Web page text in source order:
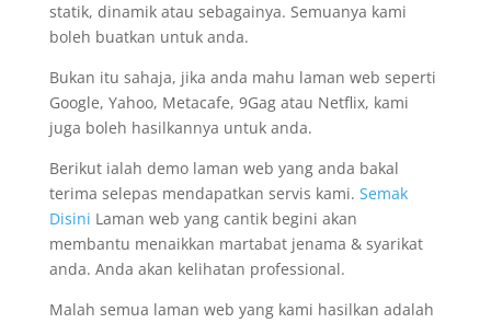
statik, dinamik atau sebagainya. Semuanya kami
boleh buatkan untuk anda.
Bukan itu sahaja, jika anda mahu laman web seperti
Google, Yahoo, Metacafe, 9Gag atau Netflix, kami
juga boleh hasilkannya untuk anda.
Berikut ialah demo laman web yang anda bakal
terima selepas mendapatkan servis kami. Semak
Disini Laman web yang cantik begini akan
membantu menaikkan martabat jenama & syarikat
anda. Anda akan kelihatan professional.
Malah semua laman web yang kami hasilkan adalah